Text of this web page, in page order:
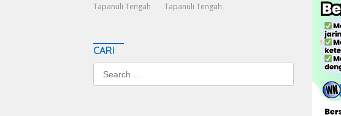
Tapanuli Tengah Tapanuli Tengah
CARI